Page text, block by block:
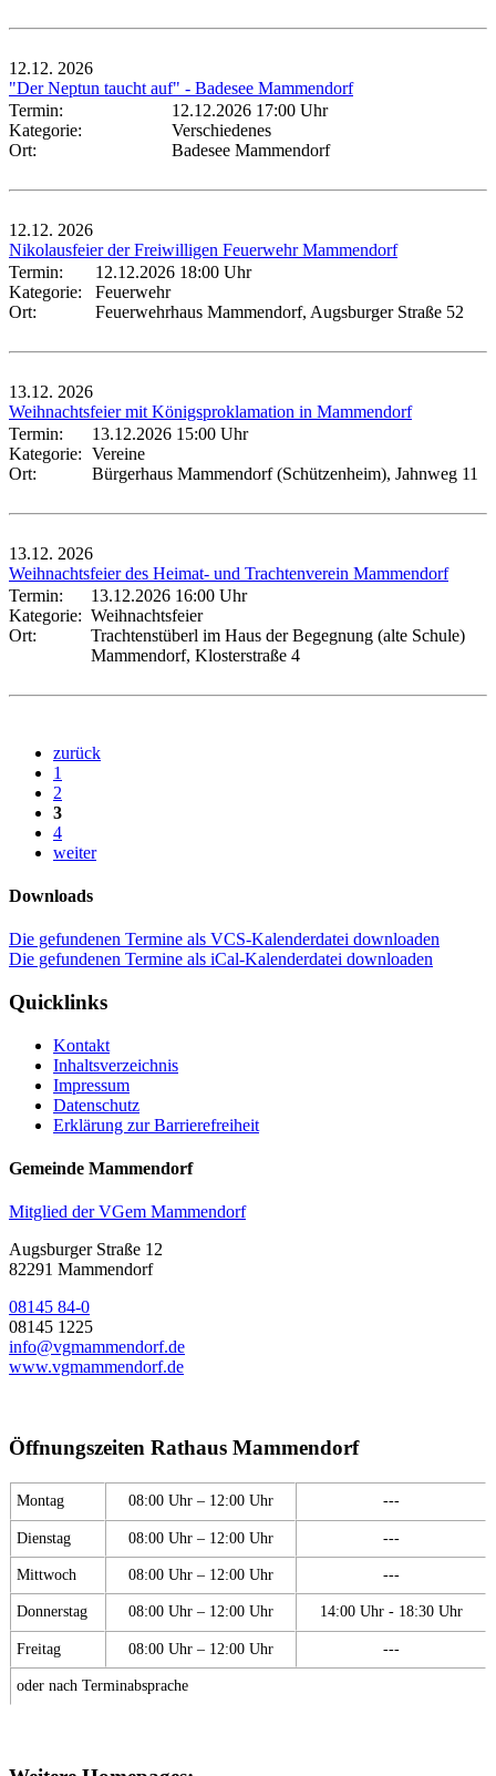
12.12. 2026
"Der Neptun taucht auf" - Badesee Mammendorf
Termin:
12.12.2026 17:00 Uhr
Kategorie:
Verschiedenes
Ort:
Badesee Mammendorf
12.12. 2026
Nikolausfeier der Freiwilligen Feuerwehr Mammendorf
Termin:
12.12.2026 18:00 Uhr
Kategorie:
Feuerwehr
Ort:
Feuerwehrhaus Mammendorf, Augsburger Straße 52
13.12. 2026
Weihnachtsfeier mit Königsproklamation in Mammendorf
Termin:
13.12.2026 15:00 Uhr
Kategorie: Vereine
Ort:
Bürgerhaus Mammendorf (Schützenheim), Jahnweg 11
13.12. 2026
Weihnachtsfeier des Heimat- und Trachtenverein Mammendorf
Termin:
13.12.2026 16:00 Uhr
Kategorie: Weihnachtsfeier
Ort:
Trachtenstüberl im Haus der Begegnung (alte Schule)
Mammendorf, Klosterstraße 4
zurück
1
2
3
4
weiter
Downloads
Die gefundenen Termine als VCS-Kalenderdatei downloaden
Die gefundenen Termine als iCal-Kalenderdatei downloaden
Quicklinks
Kontakt
Inhaltsverzeichnis
Impressum
Datenschutz
Erklärung zur Barrierefreiheit
Gemeinde Mammendorf
Mitglied der VGem Mammendorf
Augsburger Straße 12
82291 Mammendorf
08145 84-0
08145 1225
info@vgmammendorf.de
www.vgmammendorf.de
Öffnungszeiten Rathaus Mammendorf
Montag 08:00 Uhr – 12:00 Uhr ---
Dienstag 08:00 Uhr – 12:00 Uhr ---
Mittwoch 08:00 Uhr – 12:00 Uhr ---
Donnerstag 08:00 Uhr – 12:00 Uhr 14:00 Uhr - 18:30 Uhr
Freitag 08:00 Uhr – 12:00 Uhr ---
oder nach Terminabsprache